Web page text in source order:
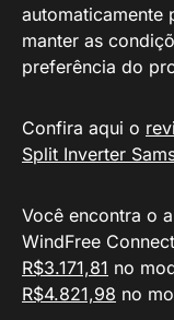
automaticamente
manter as
preferência do
Confira aqui o
Split Inverter
Você encontra o
WindFree
R$3.171,81 no
R$4.821,98 no